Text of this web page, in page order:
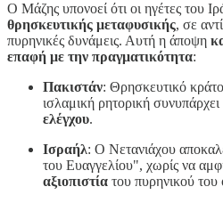
Ο Μάζης υπονοεί ότι οι ηγέτες του
θρησκευτικής μεταφυσικής, σε
πυρηνικές δυνάμεις. Αυτή η άποψη
επαφή με την πραγματικότητα:
Πακιστάν: Θρησκευτικό
ισλαμική ρητορική συνυπάρχει
ελέγχου.
Ισραήλ: Ο Νετανιάχου
του Ευαγγελίου", χωρίς να
αξιοπιστία του πυρηνικού του